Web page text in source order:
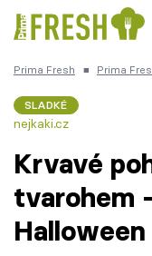
Česká kuchyně
Témata
Prima Fresh ■ Prima
SLADKÉ
nejkaki.cz
Krvavé
tvarohem
Halloween